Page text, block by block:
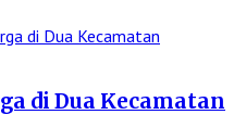
di Dua Kecamatan